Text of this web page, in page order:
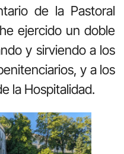
de la Pastoral
ejercido un doble
y sirviendo a los
y a los
la Hospitalidad.